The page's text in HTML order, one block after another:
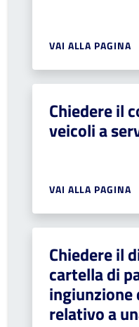
VAI ALLA PAGINA
Chiedere il
veicoli a
VAI ALLA PAGINA
Chiedere il
cartella di
ingiunzione
relativo a